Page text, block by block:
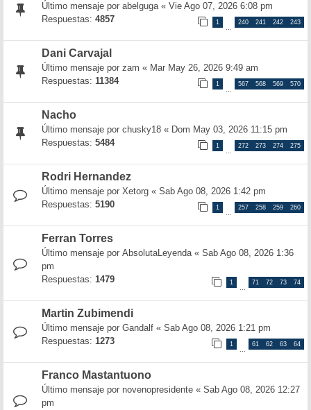
Último mensaje por abelguga« Vie Ago 07, 2026 6:08 pm
Respuestas: 4857 1
…
240 241 242 243
Dani Carvajal
Último mensaje por zam « Mar May 26, 2026 9:49 am
Respuestas: 11384 1
…
567 568 569 570
Nacho
Último mensaje por chusky18 « Dom May 03, 2026 11:15 pm
Respuestas: 5484 1
…
272 273 274 275
Rodri Hernandez
Último mensaje por Xetorg « Sab Ago 08, 2026 1:42 pm
Respuestas: 5190 1
…
257 258 259 260
Ferran Torres
Último mensaje por AbsolutaLeyenda« Sab Ago 08, 2026 1:36
pm
Respuestas: 1479 1
…
71 72 73 74
Martin Zubimendi
Último mensaje por Gandalf « Sab Ago 08, 2026 1:21 pm
Respuestas: 1273 1
…
61 62 63 64
Franco Mastantuono
Último mensaje por novenopresidente « Sab Ago 08, 2026 12:27
pm